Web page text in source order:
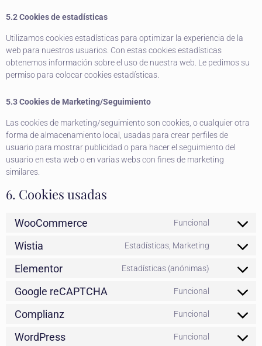
5.2 Cookies de estadísticas
Utilizamos cookies estadísticas para optimizar la experiencia de la
web para nuestros usuarios. Con estas cookies estadísticas
obtenemos información sobre el uso de nuestra web. Le pedimos su
permiso para colocar cookies estadísticas.
5.3 Cookies de Marketing/Seguimiento
Las cookies de marketing/seguimiento son cookies, o cualquier otra
forma de almacenamiento local, usadas para crear perfiles de
usuario para mostrar publicidad o para hacer el seguimiento del
usuario en esta web o en varias webs con fines de marketing
similares.
6. Cookies usadas
WooCommerce Funcional
Wistia Estadísticas, Marketing
Elementor Estadísticas (anónimas)
Google reCAPTCHA Funcional
Complianz Funcional
WordPress Funcional